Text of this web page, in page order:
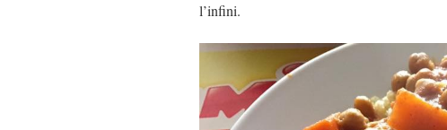
l’infini.